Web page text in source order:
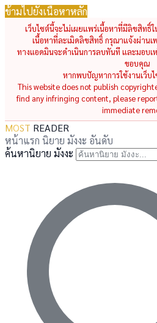
ข้ามไปยังเนื้อหาหลัก
เว็บไซต์นี้จะไม่เผยแพร่เนื้อหาที่มีลิขสิทธิ์
เนื้อหาที่ละเมิดลิขสิทธิ์ กรุณาแจ้งผ่านเ
ทางแอดมินจะดำเนินการลบทันที และมอบ
ขอบคุณ
หากพบปัญหาการใช้งานเว็บ
This website does not publish
find any infringing content, please
immediate
MOST READER
หน้าแรก นิยาย มังงะ อันดับ
ค้นหานิยาย มังงะ